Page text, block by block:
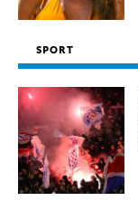
SPORT